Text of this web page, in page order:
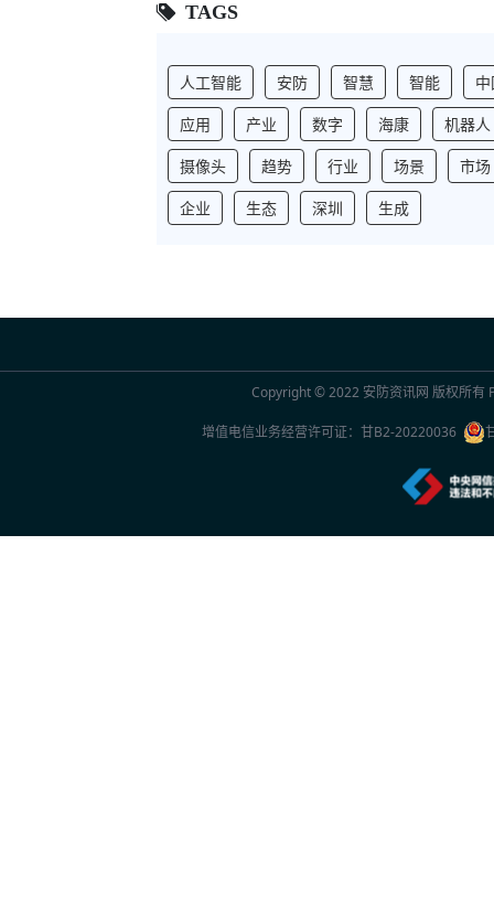
TAGS
人工智能 安防 智慧 智能
应用
产业 数字 海康
机器人
摄像头
趋势 行业 场景
市场
企业
生态 深圳 生成
Copyright © 2022 安防资讯网 版权所有
增值电信业务经营许可证： 甘B2-20220036